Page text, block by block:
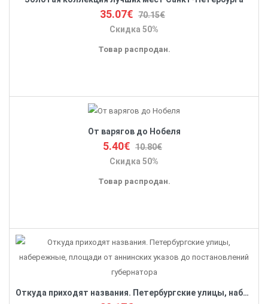
35.07€ 70.15€
Скидка 50%
Товар распродан.
От варягов до Нобеля
5.40€ 10.80€
Скидка 50%
Товар распродан.
Откуда приходят названия. Петербургские улицы, набережные, площади от аннинских указов до постановлений губернатора